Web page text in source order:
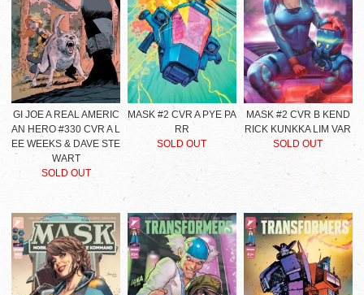
GI JOE A REAL AMERIC
AN HERO #330 CVR A L
EE WEEKS & DAVE STE
WART
SOLD OUT
MASK #2 CVR A PYE PA
RR
SOLD OUT
MASK #2 CVR B KEND
RICK KUNKKA LIM VAR
SOLD OUT